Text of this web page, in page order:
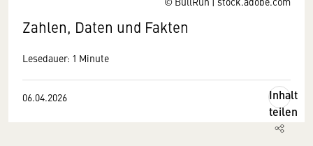
Zahlen, Daten und Fakten
Lesedauer: 1 Minute
06.04.2026
Inhalt
teilen